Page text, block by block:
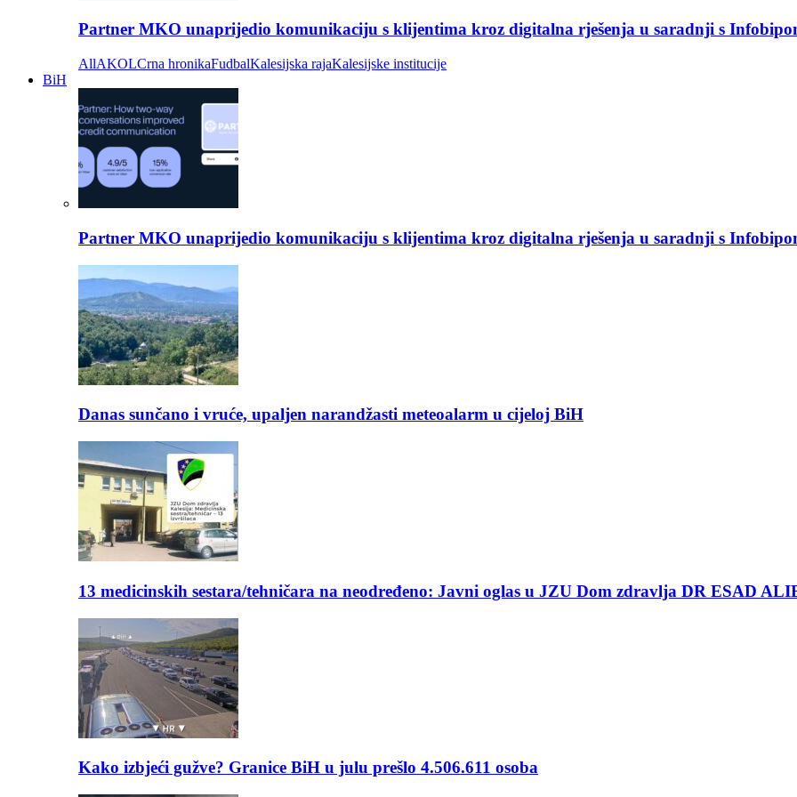
Partner MKO unaprijedio komunikaciju s klijentima kroz digitalna rješenja u saradnji s
AllAKOLCrna hronikaFudbalKalesijska rajaKalesijske institucije
BiH
Partner MKO unaprijedio komunikaciju s klijentima kroz digitalna rješenja u saradnji s
Danas sunčano i vruće, upaljen narandžasti meteoalarm u cijeloj BiH
13 medicinskih sestara/tehničara na neodređeno: Javni oglas u JZU Dom zdravlja DR ESAD
Kako izbjeći gužve? Granice BiH u julu prešlo 4.506.611 osoba